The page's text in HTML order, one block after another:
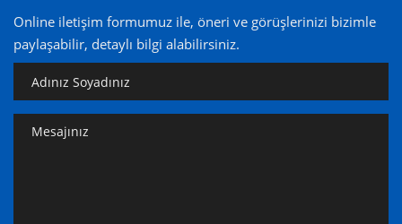
Online iletişim formumuz ile, öneri ve görüşlerinizi bizimle
paylaşabilir, detaylı bilgi alabilirsiniz.